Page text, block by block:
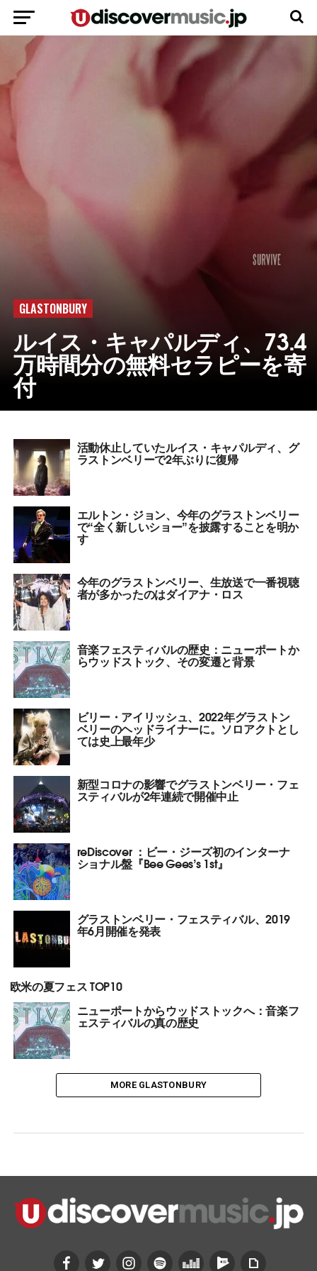
GLASTONBURY
ルイス・キャパルディ、73.4
万時間分の無料セラピーを寄
付
活動休止していたルイス・キャパルディ、グ
ラストンベリーで2年ぶりに復帰
エルトン・ジョン、今年のグラストンベリー
で“全く新しいショー”を披露することを明か
す
今年のグラストンベリー、生放送で一番視聴
者が多かったのはダイアナ・ロス
音楽フェスティバルの歴史：ニューポートか
らウッドストック、その変遷と背景
ビリー・アイリッシュ、2022年グラストン
ベリーのヘッドライナーに。ソロアクトとし
ては史上最年少
新型コロナの影響でグラストンベリー・フェ
スティバルが2年連続で開催中止
reDiscover ：ビー・ジーズ初のインターナ
ショナル盤『Bee Gees’s 1st』
グラストンベリー・フェスティバル、2019
年6月開催を発表
欧米の夏フェス TOP10
ニューポートからウッドストックへ：音楽フ
ェスティバルの真の歴史
MORE GLASTONBURY